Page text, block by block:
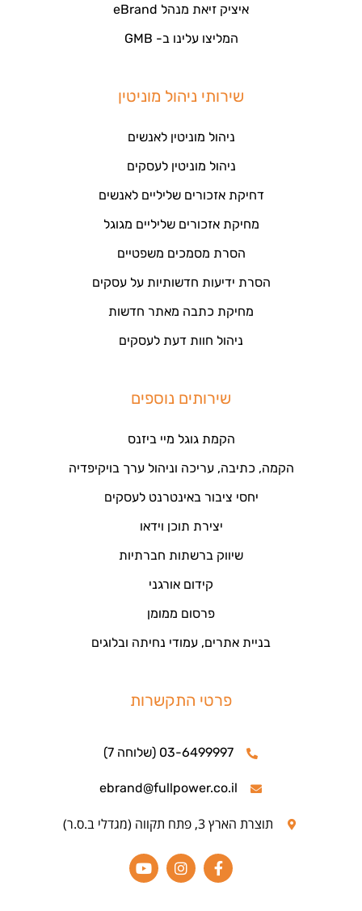
איציק זיאת מנהל eBrand
המליצו עלינו ב- GMB
שירותי ניהול מוניטין
ניהול מוניטין לאנשים
ניהול מוניטין לעסקים
דחיקת אזכורים שליליים לאנשים
מחיקת אזכורים שליליים מגוגל
הסרת מסמכים משפטיים
הסרת ידיעות חדשותיות על עסקים
מחיקת כתבה מאתר חדשות
ניהול חוות דעת לעסקים
שירותים נוספים
הקמת גוגל מיי ביזנס
הקמה, כתיבה, עריכה וניהול ערך בויקיפדיה
יחסי ציבור באינטרנט לעסקים
יצירת תוכן וידאו
שיווק ברשתות חברתיות
קידום אורגני
פרסום ממומן
בניית אתרים, עמודי נחיתה ובלוגים
פרטי התקשרות
03-6499997 (שלוחה 7)
ebrand@fullpower.co.il
תוצרת הארץ 3, פתח תקווה (מגדלי ב.ס.ר)